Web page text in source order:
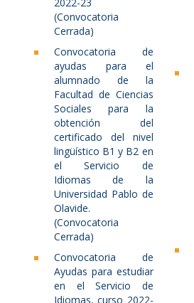
(Convocatoria
Cerrada)
Convocatoria de
ayudas para el
alumnado de la
Facultad de Ciencias
Sociales para la
obtención del
certificado del nivel
lingüístico B1 y B2 en
el Servicio de
Idiomas de la
Universidad Pablo de
Olavide.
(Convocatoria
Cerrada)
Convocatoria de
Ayudas para estudiar
en el Servicio de
Idiomas, curso 2022-